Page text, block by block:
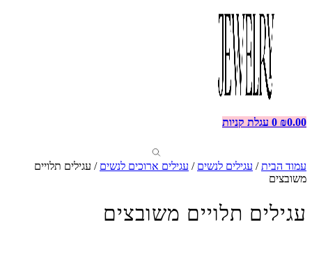
₪0.00
0 עגלת קניות
עמוד הבית/ עגילים לנשים / עגילים ארוכים לנשים / עגילים תלויים
משובצים
עגילים תלויים משובצים